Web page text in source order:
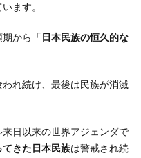
ます。
から「日本民族の恒久的な
れ続け、最後は民族が消滅
日以来の世界アジェンダで
きた日本民族は警戒され続